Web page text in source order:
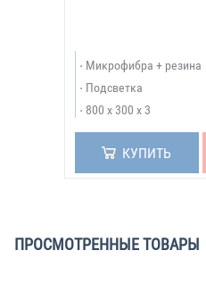
Микрофибра + резина
Подсветка
800 x 300 x 3
КУПИТЬ
ПРОСМОТРЕННЫЕ ТОВАРЫ